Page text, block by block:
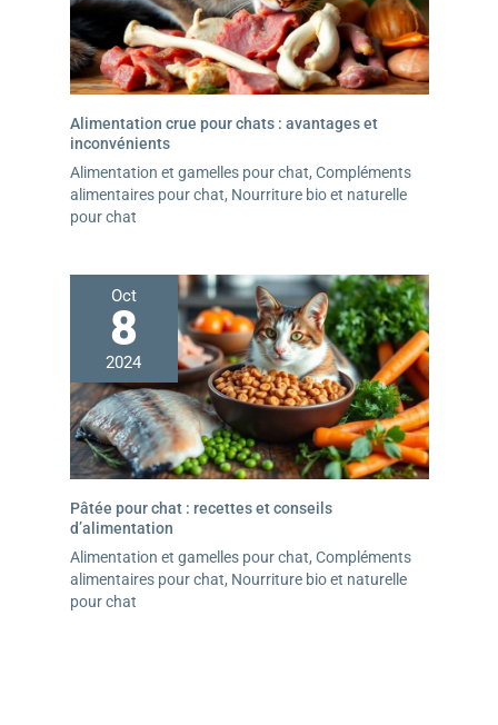
Alimentation crue pour chats : avantages et
inconvénients
Alimentation et gamelles pour chat, Compléments
alimentaires pour chat, Nourriture bio et naturelle
pour chat
Oct
8
2024
Pâtée pour chat : recettes et conseils
d’alimentation
Alimentation et gamelles pour chat, Compléments
alimentaires pour chat, Nourriture bio et naturelle
pour chat